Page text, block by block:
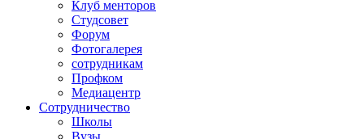
Клуб менторов
Студсовет
Форум
Фотогалерея
сотрудникам
Профком
Медиацентр
Сотрудничество
Школы
Вузы